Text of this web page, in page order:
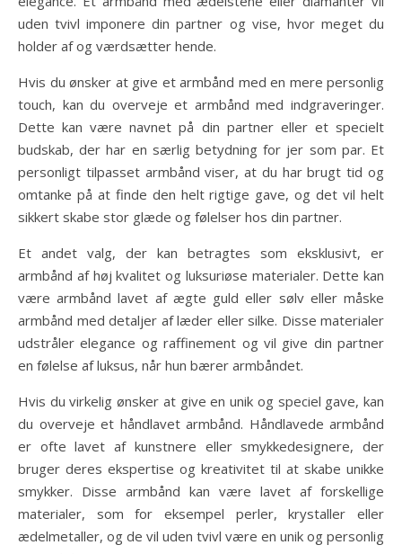
uden tvivl imponere din partner og vise, hvor meget du
holder af og værdsætter hende.
Hvis du ønsker at give et armbånd med en mere personlig
touch, kan du overveje et armbånd med indgraveringer.
Dette kan være navnet på din partner eller et specielt
budskab, der har en særlig betydning for jer som par. Et
personligt tilpasset armbånd viser, at du har brugt tid og
omtanke på at finde den helt rigtige gave, og det vil helt
sikkert skabe stor glæde og følelser hos din partner.
Et andet valg, der kan betragtes som eksklusivt, er
armbånd af høj kvalitet og luksuriøse materialer. Dette kan
være armbånd lavet af ægte guld eller sølv eller måske
armbånd med detaljer af læder eller silke. Disse materialer
udstråler elegance og raffinement og vil give din partner
en følelse af luksus, når hun bærer armbåndet.
Hvis du virkelig ønsker at give en unik og speciel gave, kan
du overveje et håndlavet armbånd. Håndlavede armbånd
er ofte lavet af kunstnere eller smykkedesignere, der
bruger deres ekspertise og kreativitet til at skabe unikke
smykker. Disse armbånd kan være lavet af forskellige
materialer, som for eksempel perler, krystaller eller
ædelmetaller, og de vil uden tvivl være en unik og personlig